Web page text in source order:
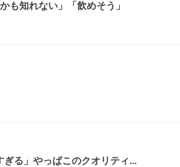
も知れない」「飲めそう」
る」やっぱこのクオリティ...